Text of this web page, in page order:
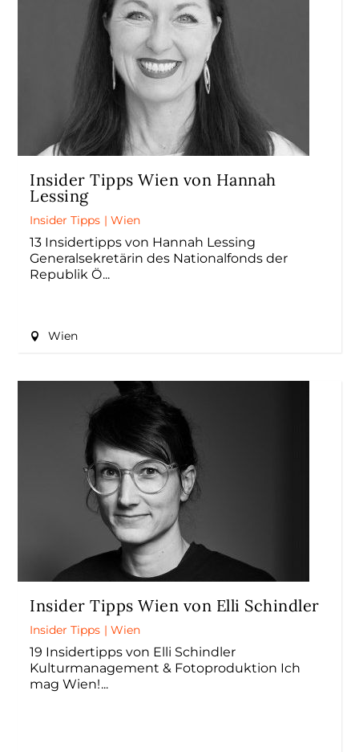
Insider Tipps Wien von Hannah
Lessing
Insider Tipps |Wien
13 Insidertipps von Hannah Lessing
Generalsekretärin des Nationalfonds der
Republik Ö
Wien
Insider Tipps Wien von Elli Schindler
Insider Tipps |Wien
19 Insidertipps von Elli Schindler
Kulturmanagement & Fotoproduktion Ich
mag Wien!